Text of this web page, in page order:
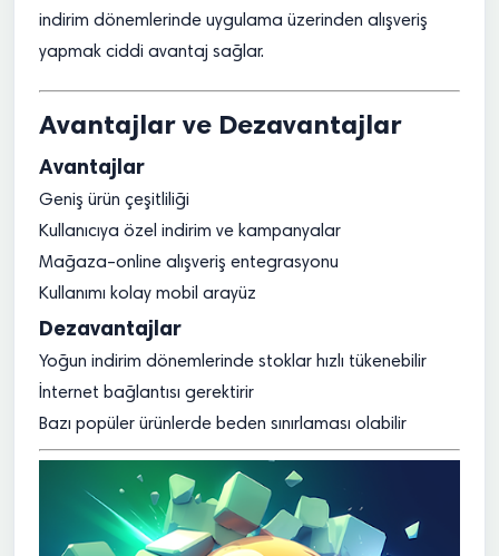
indirim dönemlerinde uygulama üzerinden alışveriş
yapmak ciddi avantaj sağlar.
Avantajlar ve Dezavantajlar
Avantajlar
Geniş ürün çeşitliliği
Kullanıcıya özel indirim ve kampanyalar
Mağaza–online alışveriş entegrasyonu
Kullanımı kolay mobil arayüz
Dezavantajlar
Yoğun indirim dönemlerinde stoklar hızlı tükenebilir
İnternet bağlantısı gerektirir
Bazı popüler ürünlerde beden sınırlaması olabilir